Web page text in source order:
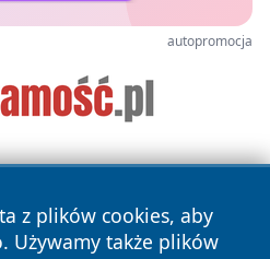
autopromocja
z plików cookies, aby
Używamy także plików